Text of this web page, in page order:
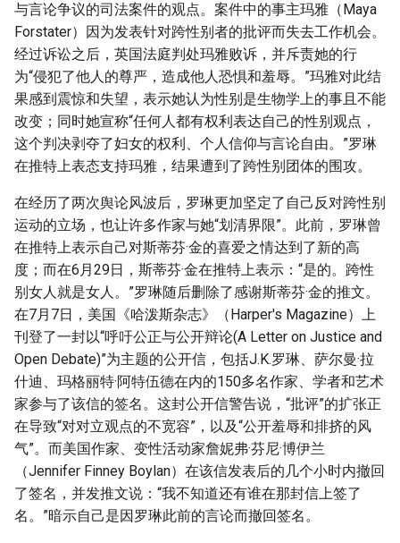
与言论争议的司法案件的观点。案件中的事主玛雅（Maya
Forstater）因为发表针对跨性别者的批评而失去工作机会。
经过诉讼之后，英国法庭判处玛雅败诉，并斥责她的行
为“侵犯了他人的尊严，造成他人恐惧和羞辱。”玛雅对此结
果感到震惊和失望，表示她认为性别是生物学上的事且不能
改变；同时她宣称“任何人都有权利表达自己的性别观点，
这个判决剥夺了妇女的权利、个人信仰与言论自由。”罗琳
在推特上表态支持玛雅，结果遭到了跨性别团体的围攻。
在经历了两次舆论风波后，罗琳更加坚定了自己反对跨性别
运动的立场，也让许多作家与她“划清界限”。此前，罗琳曾
在推特上表示自己对斯蒂芬·金的喜爱之情达到了新的高
度；而在6月29日，斯蒂芬·金在推特上表示：“是的。跨性
别女人就是女人。”罗琳随后删除了感谢斯蒂芬·金的推文。
在7月7日，美国《哈泼斯杂志》（Harper's Magazine）上
刊登了一封以“呼吁公正与公开辩论(A Letter on Justice and
Open Debate)”为主题的公开信，包括J.K.罗琳、萨尔曼·拉
什迪、玛格丽特·阿特伍德在内的150多名作家、学者和艺术
家参与了该信的签名。这封公开信警告说，“批评”的扩张正
在导致“对对立观点的不宽容”，以及“公开羞辱和排挤的风
气”。而美国作家、变性活动家詹妮弗·芬尼·博伊兰
（Jennifer Finney Boylan）在该信发表后的几个小时内撤回
了签名，并发推文说：“我不知道还有谁在那封信上签了
名。”暗示自己是因罗琳此前的言论而撤回签名。